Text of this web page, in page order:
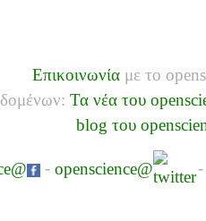
Επικοινωνία με το
Τα νέα του
blog του
- openscience@